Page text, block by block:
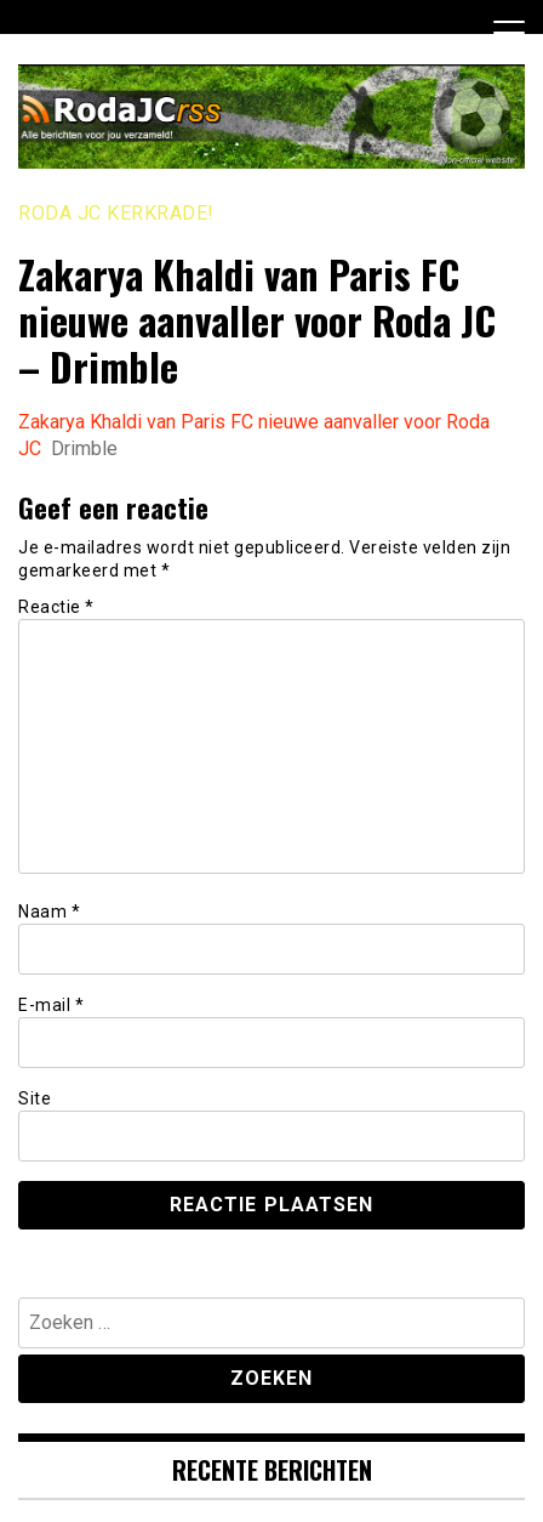
naar
inhoud
RODA JC KERKRADE!
Zakarya Khaldi van Paris FC
nieuwe aanvaller voor Roda JC
– Drimble
Zakarya Khaldi van Paris FC nieuwe aanvaller voor Roda
JC Drimble
Geef een reactie
Je e-mailadres wordt niet gepubliceerd. Vereiste velden zijn
gemarkeerd met *
Reactie *
Naam *
E-mail *
Site
Zoeken
naar:
RECENTE BERICHTEN